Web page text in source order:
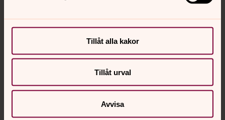
Tillåt alla kakor
Tillåt urval
Avvisa
Kontakt